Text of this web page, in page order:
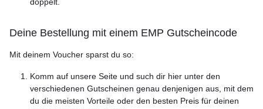
Deine Bestellung mit einem EMP Gutscheincode
Mit deinem Voucher sparst du so:
Komm auf unsere Seite und such dir hier unter den
verschiedenen Gutscheinen genau denjenigen aus, mit dem
du die meisten Vorteile oder den besten Preis für deinen